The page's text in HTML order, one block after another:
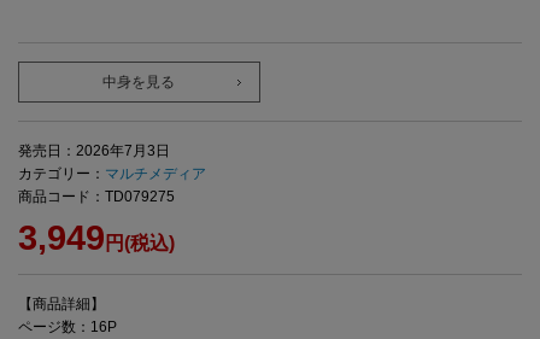
中身を見る
発売日：2026年7月3日
カテゴリー： マルチメディア
商品コード：TD079275
3,949 円(税込)
【商品詳細】
ページ数：16P